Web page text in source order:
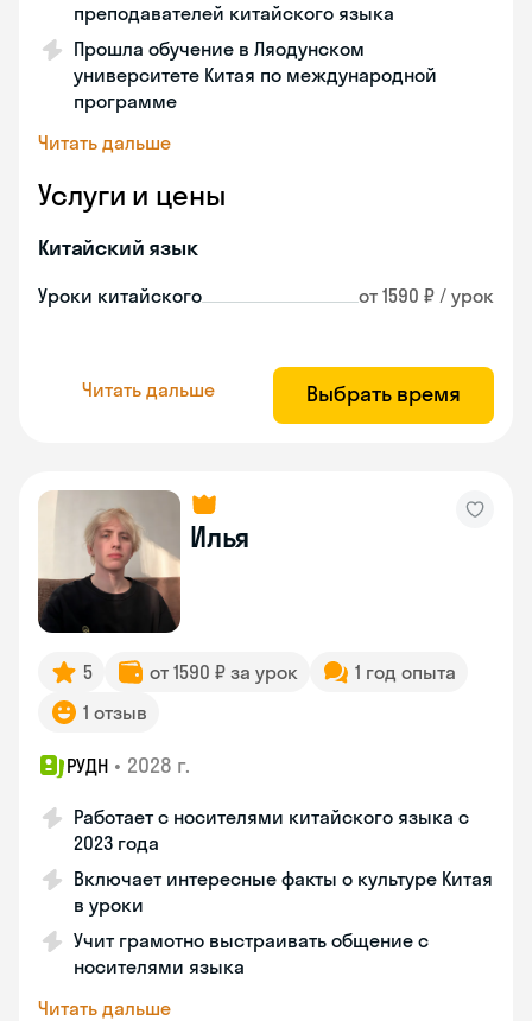
преподавателей китайского языка
Прошла обучение в Ляодунском
университете Китая по международной
программе
Читать дальше
Услуги и цены
Китайский язык
Уроки китайского от 1590 ₽ / урок
Читать дальше Выбрать время
Илья
5 от 1590 ₽ за урок
1 год опыта
1 отзыв
РУДН • 2028 г.
Работает с носителями китайского языка с
2023 года
Включает интересные факты о культуре Китая
в уроки
Учит грамотно выстраивать общение с
носителями языка
Читать дальше